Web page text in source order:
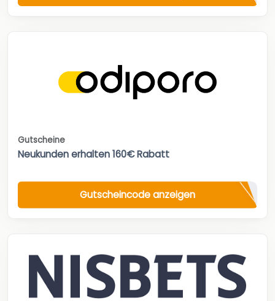
Gutscheine
Neukunden erhalten 160€ Rabatt
Gutscheincode anzeigen